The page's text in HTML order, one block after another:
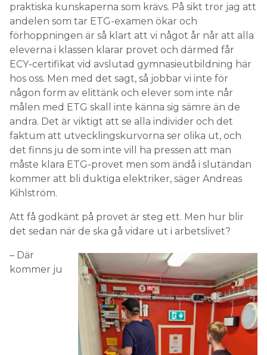
praktiska kunskaperna som krävs. På sikt tror jag att
andelen som tar ETG-examen ökar och
förhoppningen är så klart att vi något år når att alla
eleverna i klassen klarar provet och därmed får
ECY-certifikat vid avslutad gymnasieutbildning här
hos oss. Men med det sagt, så jobbar vi inte för
någon form av elittänk och elever som inte når
målen med ETG skall inte känna sig sämre än de
andra. Det är viktigt att se alla individer och det
faktum att utvecklingskurvorna ser olika ut, och
det finns ju de som inte vill ha pressen att man
måste klara ETG-provet men som ändå i slutändan
kommer att bli duktiga elektriker, säger Andreas
Kihlström.
Att få godkänt på provet är steg ett. Men hur blir
det sedan när de ska gå vidare ut i arbetslivet?
– Där
kommer ju